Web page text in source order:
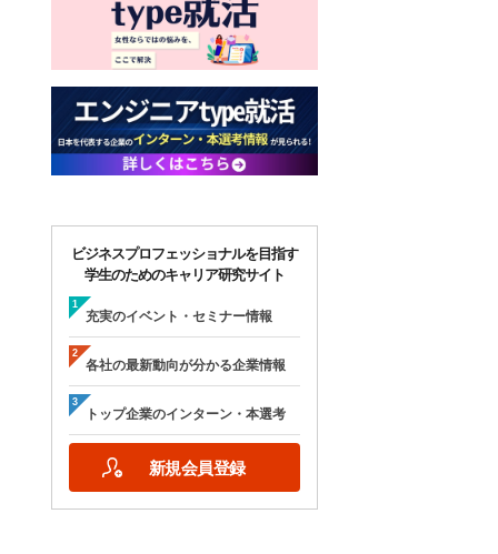
ビジネスプロフェッショナルを目指す
学生のためのキャリア研究サイト
充実のイベント・セミナー情報
各社の最新動向が分かる企業情報
トップ企業のインターン・本選考
新規会員登録